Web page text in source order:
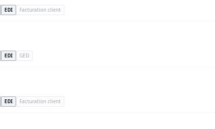
EDI Facturation client
EDI GED
EDI Facturation client